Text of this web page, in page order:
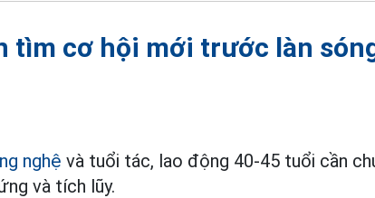
tìm cơ hội mới trước làn
nghệ và tuổi tác, lao động 40-45 tuổi cần
và tích lũy.